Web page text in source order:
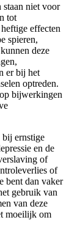
niet voor
tot
effecten
spieren,
deze
er bij het
optreden.
bijwerkingen
ernstige
en de
of
of
bent dan vaker
gebruik van
van deze
moeilijk om